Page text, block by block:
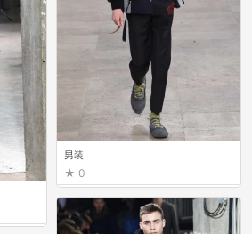
男装
0